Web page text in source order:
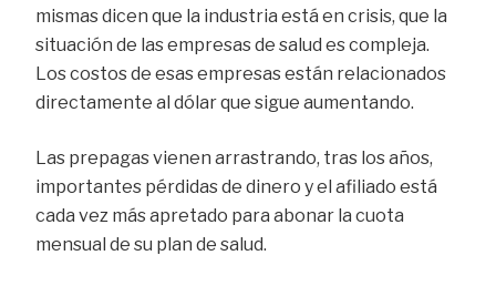
mismas dicen que la industria está en crisis, que la
situación de las empresas de salud es compleja.
Los costos de esas empresas están relacionados
directamente al dólar que sigue aumentando.
Las prepagas vienen arrastrando, tras los años,
importantes pérdidas de dinero y el afiliado está
cada vez más apretado para abonar la cuota
mensual de su plan de salud.